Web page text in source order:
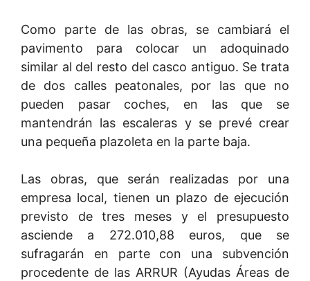
Como parte de las obras, se cambiará el
pavimento para colocar un adoquinado
similar al del resto del casco antiguo. Se trata
de dos calles peatonales, por las que no
pueden pasar coches, en las que se
mantendrán las escaleras y se prevé crear
una pequeña plazoleta en la parte baja.
Las obras, que serán realizadas por una
empresa local, tienen un plazo de ejecución
previsto de tres meses y el presupuesto
asciende a 272.010,88 euros, que se
sufragarán en parte con una subvención
procedente de las ARRUR (Ayudas Áreas de